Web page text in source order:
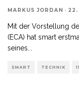
MARKUS JORDAN · 22.
Mit der Vorstellung
(ECA) hat smart
seines
SMART TECHNIK